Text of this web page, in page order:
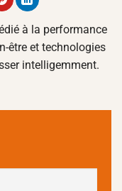
à la performance
être et technologies
intelligemment.